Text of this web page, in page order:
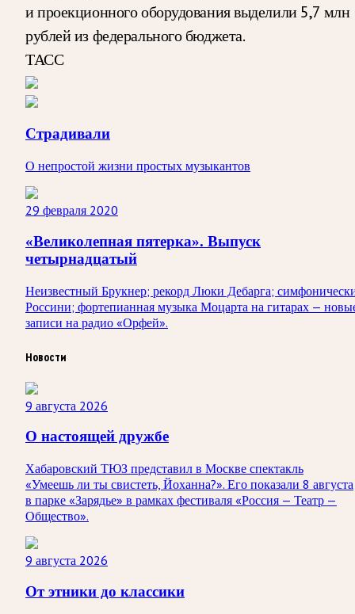
и проекционного оборудования выделили 5,7 млн
рублей из федерального бюджета.
ТАСС
Страдивали
О непростой жизни простых музыкантов
29 февраля 2020
«Великолепная пятерка». Выпуск
четырнадцатый
Неизвестный Брукнер; рекорд Люки Дебарга;
Россини; фортепианная музыка Моцарта на гитарах —
записи на радио «Орфей».
Новости
9 августа 2026
О настоящей дружбе
Хабаровский ТЮЗ представил в Москве спектакль
«Умеешь ли ты свистеть, Йоханна?». Его показали 8 августа
в парке «Зарядье» в рамках фестиваля «Россия — Театр —
Общество».
9 августа 2026
От этники до классики